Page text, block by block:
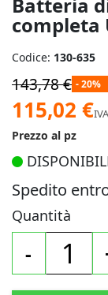
Batteria
completa
Codice: 130-635
143,78 € - 20%
Prezzo
speciale
115,02 €
Prezzo al pz
Spedito
Quantità
-